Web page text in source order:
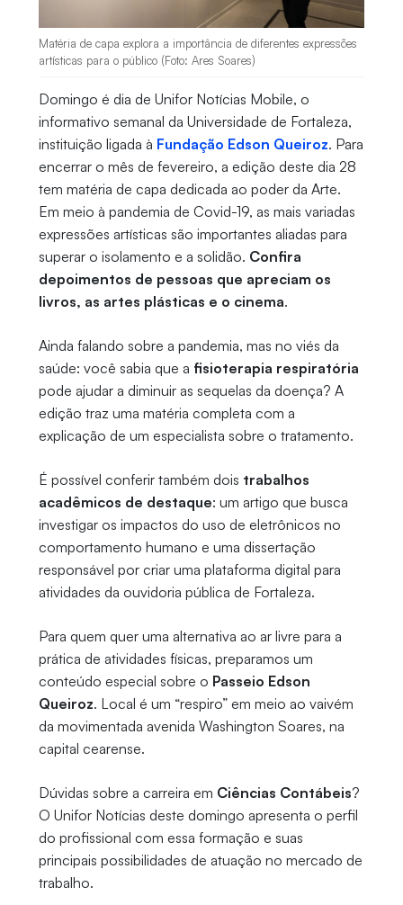
Matéria de capa explora a importância de diferentes expressões
artísticas para o público (Foto: Ares Soares)
Domingo é dia de Unifor Notícias Mobile, o
informativo semanal da Universidade de Fortaleza,
instituição ligada à Fundação Edson Queiroz. Para
encerrar o mês de fevereiro, a edição deste dia 28
tem matéria de capa dedicada ao poder da Arte.
Em meio à pandemia de Covid-19, as mais variadas
expressões artísticas são importantes aliadas para
superar o isolamento e a solidão. Confira
depoimentos de pessoas que apreciam os
livros, as artes plásticas e o cinema.
Ainda falando sobre a pandemia, mas no viés da
saúde: você sabia que a fisioterapia respiratória
pode ajudar a diminuir as sequelas da doença? A
edição traz uma matéria completa com a
explicação de um especialista sobre o tratamento.
É possível conferir também dois trabalhos
acadêmicos de destaque: um artigo que busca
investigar os impactos do uso de eletrônicos no
comportamento humano e uma dissertação
responsável por criar uma plataforma digital para
atividades da ouvidoria pública de Fortaleza.
Para quem quer uma alternativa ao ar livre para a
prática de atividades físicas, preparamos um
conteúdo especial sobre o Passeio Edson
Queiroz. Local é um “respiro” em meio ao vaivém
da movimentada avenida Washington Soares, na
capital cearense.
Dúvidas sobre a carreira em Ciências Contábeis?
O Unifor Notícias deste domingo apresenta o perfil
do profissional com essa formação e suas
principais possibilidades de atuação no mercado de
trabalho.